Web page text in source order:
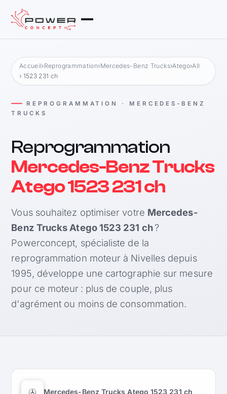
Accueil›Reprogrammation›Mercedes-Benz Trucks›Atego›All
› 1523 231 ch
REPROGRAMMATION · MERCEDES-BENZ
TRUCKS
Reprogrammation
Mercedes-Benz Trucks
Atego 1523 231 ch
Vous souhaitez optimiser votre Mercedes-
Benz Trucks Atego 1523 231 ch?
Powerconcept, spécialiste de la
reprogrammation moteur à Nivelles depuis
1995, développe une cartographie sur mesure
pour ce moteur : plus de couple, plus
d'agrément ou moins de consommation.
Mercedes-Benz Trucks Atego 1523 231 ch